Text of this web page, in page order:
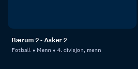
Bærum 2 - Asker 2
Fotball Menn 4. divisjon, menn